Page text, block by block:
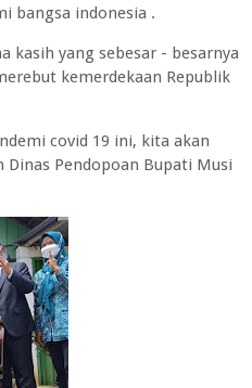
bangsa indonesia .
kasih yang sebesar - besarnya
kemerdekaan Republik
covid 19 ini, kita akan
Dinas Pendopoan Bupati Musi